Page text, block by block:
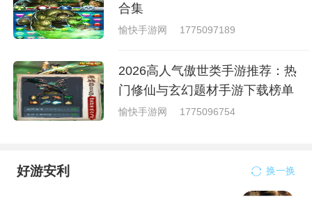
合集
愉快手游网 1775097189
2026高人气傲世类手游推荐：热
门修仙与玄幻题材手游下载榜单
愉快手游网 1775096754
好游安利 换一换